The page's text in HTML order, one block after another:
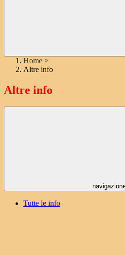
Home >
Altre info
Altre info
Tutte le info